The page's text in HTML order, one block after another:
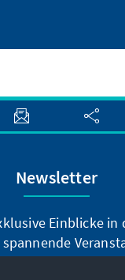
Newsletter
Einblicke in
von unserer